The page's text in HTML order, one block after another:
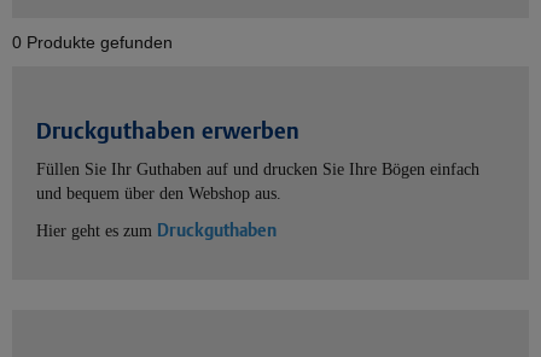
0 Produkte gefunden
Druckguthaben erwerben
Füllen Sie Ihr Guthaben auf und drucken Sie Ihre Bögen einfach
und bequem über den Webshop aus.
Hier geht es zum Druckguthaben